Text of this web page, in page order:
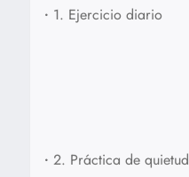
• 1. Ejercicio diario
• 2. Práctica de quietud